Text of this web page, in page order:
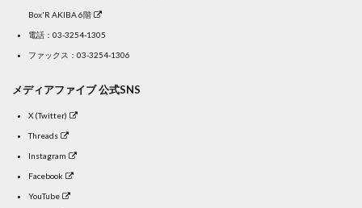
Box'R AKIBA 6階
電話： 03-3254-1305
ファックス：03-3254-1306
メディアファイブ 公式SNS
X (Twitter)
Threads
Instagram
Facebook
YouTube